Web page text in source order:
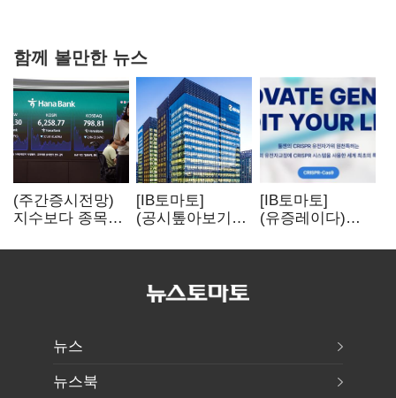
함께 볼만한 뉴스
(주간증시전망)
지수보다 종목…
이어진다
[IB토마토]
(공시톺아보기)
바로 매출로
[IB토마토]
(유증레이다)
3분의 1 토막…
뉴스
뉴스북